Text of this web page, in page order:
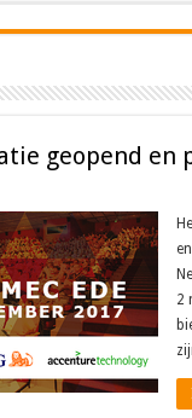
geopend en
2